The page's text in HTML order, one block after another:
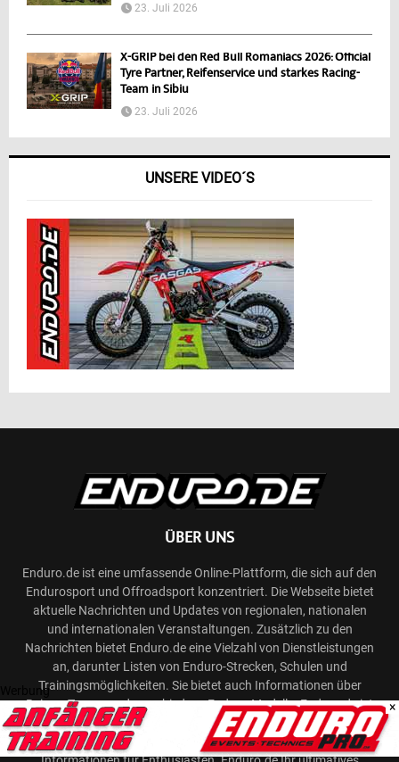
23. Juli 2026
X-GRIP bei den Red Bull Romaniacs 2026: Official
Tyre Partner, Reifenservice und starkes Racing-
Team in Sibiu
23. Juli 2026
UNSERE VIDEO´S
ÜBER UNS
Enduro.de ist eine umfassende Online-Plattform, die sich auf den
Endurosport und Offroadsport konzentriert. Die Webseite bietet
aktuelle Nachrichten und Updates von regionalen, nationalen
und internationalen Veranstaltungen. Zusätzlich zu den
Nachrichten bietet Enduro.de eine Vielzahl von Dienstleistungen
an, darunter Listen von Enduro-Strecken, Schulen und
Trainingsmöglichkeiten. Sie bietet auch Informationen über
Reisen, Touren und verschiedene Enduro-Modelle. Enduro.de ist
eine One-Stop-Website für alle, die sich für den Endurosport
interessieren und bietet eine Fülle von Ressourcen und
Werbung
×